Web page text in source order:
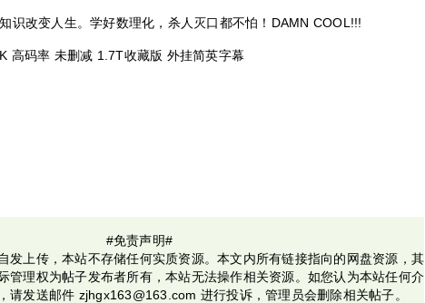
识改变人生。学好数理化，杀人灭口都不怕！DAMN COOL!!!
高码率 未删减 1.7T收藏版 外挂简英字幕
#免责声明#
发上传，本站不存储任何实质资源。本文内所有链接指向的网盘资源，其
管理权为帖子发布者所有，本站无法操作相关资源。如您认为本站任何介
请发送邮件 zjhgx163@163.com 进行投诉，管理员会删除相关帖子。